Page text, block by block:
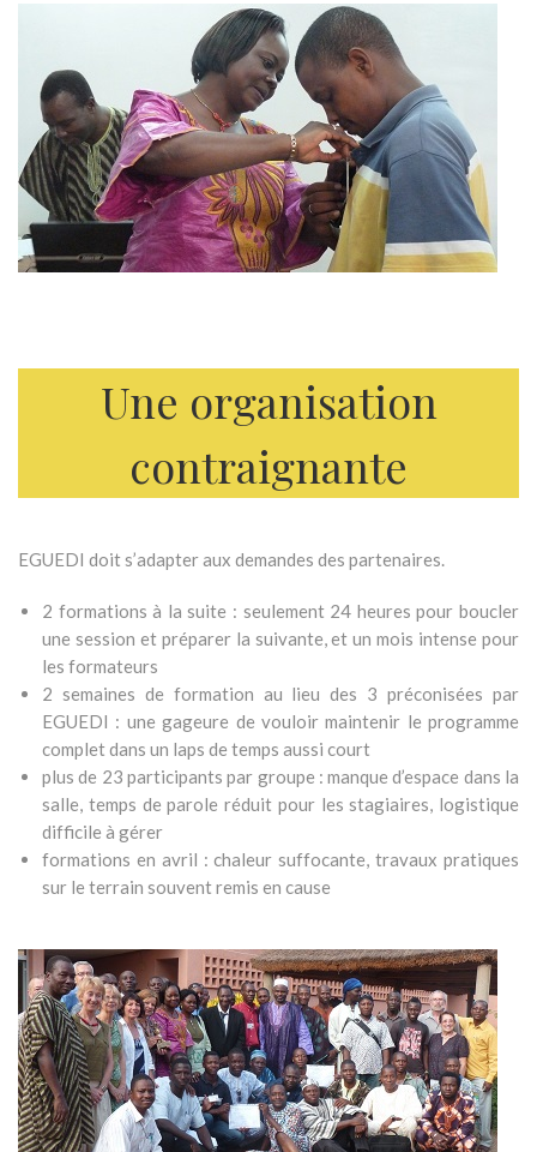
Une organisation
contraignante
EGUEDI doit s’adapter aux demandes des partenaires.
2 formations à la suite : seulement 24 heures pour boucler
une session et préparer la suivante, et un mois intense pour
les formateurs
2 semaines de formation au lieu des 3 préconisées par
EGUEDI : une gageure de vouloir maintenir le programme
complet dans un laps de temps aussi court
plus de 23 participants par groupe : manque d’espace dans la
salle, temps de parole réduit pour les stagiaires, logistique
difficile à gérer
formations en avril : chaleur suffocante, travaux pratiques
sur le terrain souvent remis en cause